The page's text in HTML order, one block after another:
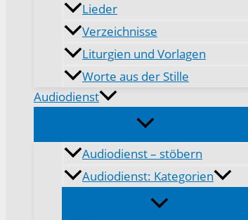
Lieder
Verzeichnisse
Liturgien und Vorlagen
Worte aus der Stille
Audiodienst
Audiodienst – stöbern
Audiodienst: Kategorien